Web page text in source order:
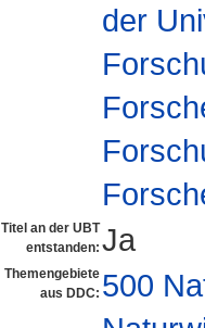
der
Titel an der UBT
entstanden: Ja
Themengebiete
aus DDC: 500